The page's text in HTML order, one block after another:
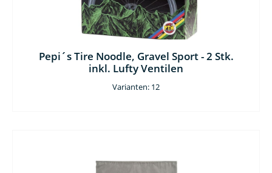
Pepi´s Tire Noodle, Gravel Sport - 2 Stk.
inkl. Lufty Ventilen
Varianten: 12